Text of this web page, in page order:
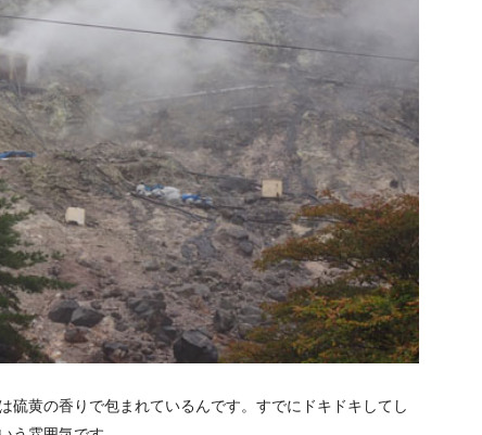
硫黄の香りで包まれているんです。すでにドキドキしてし